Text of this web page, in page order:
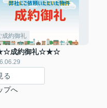
成約御礼
成約御礼☆★☆
る
プへ